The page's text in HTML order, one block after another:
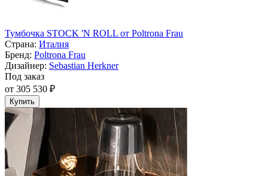
Тумбочка STOCK 'N ROLL от Poltrona Frau
Страна: Италия
Бренд: Poltrona Frau
Дизайнер: Sebastian Herkner
Под заказ
от 305 530 ₽
Купить